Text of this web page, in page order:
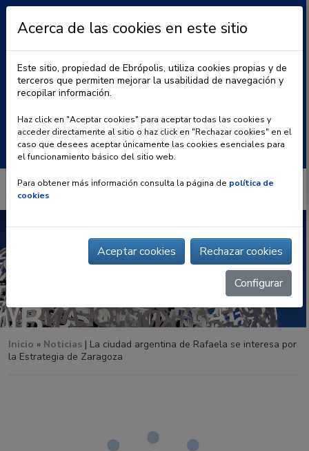
BLOG | CONTACTO
Buscar:
Inicio » Noticias | La ciudad argentina de Rafaela se interesa por
la Estrategia de Zaragoza
Acerca de las cookies en este sitio
Este sitio, propiedad de Ebrópolis, utiliza cookies propias y de
terceros que permiten mejorar la usabilidad de navegación y
recopilar información.
Haz click en "Aceptar cookies" para aceptar todas las cookies y
acceder directamente al sitio o haz click en "Rechazar cookies" en el
caso que desees aceptar únicamente las cookies esenciales para
el funcionamiento básico del sitio web.
Para obtener más información consulta la página de política de
cookies
Aceptar cookies Rechazar cookies
Configurar